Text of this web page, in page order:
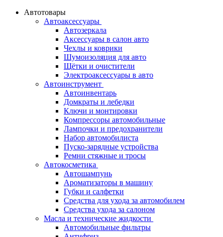
Автотовары
Автоаксессуары
Автозеркала
Аксессуары в салон авто
Чехлы и коврики
Шумоизоляция для авто
Щётки и очистители
Электроаксессуары в авто
Автоинструмент
Автоинвентарь
Домкраты и лебедки
Ключи и монтировки
Компрессоры автомобильные
Лампочки и предохранители
Набор автомобилиста
Пуско-зарядные устройства
Ремни стяжные и тросы
Автокосметика
Автошампунь
Ароматизаторы в машину
Губки и салфетки
Средства для ухода за автомобилем
Средства ухода за салоном
Масла и технические жидкости
Автомобильные фильтры